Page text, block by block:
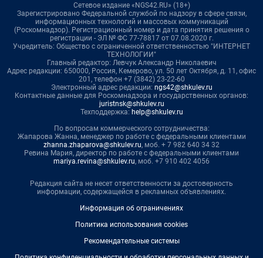
Сетевое издание «NGS42.RU» (18+)
Зарегистрировано Федеральной службой по надзору в сфере связи,
информационных технологий и массовых коммуникаций
(Роскомнадзор). Регистрационный номер и дата принятия решения о
регистрации - ЭЛ № ФС 77-78817 от 07.08.2020 г.
Учредитель: Общество с ограниченной ответственностью "ИНТЕРНЕТ
ТЕХНОЛОГИИ"
Главный редактор: Левчук Александр Николаевич
Адрес редакции: 650000, Россия, Кемерово, ул. 50 лет Октября, д. 11, офис
201, телефон +7 (3842) 23-22-60
Электронный адрес редакции: ngs42@shkulev.ru
Контактные данные для Роскомнадзора и государственных органов:
juristnsk@shkulev.ru
Техподдержка: help@shkulev.ru
По вопросам коммерческого сотрудничества:
Жапарова Жанна, менеджер по работе с федеральными клиентами
zhanna.zhaparova@shkulev.ru, моб. + 7 982 640 34 32
Ревина Мария, директор по работе с федеральными клиентами
mariya.revina@shkulev.ru, моб. +7 910 402 4056
Редакция сайта не несет ответственности за достоверность
информации, содержащейся в рекламных объявлениях.
Информация об ограничениях
Политика использования cookies
Рекомендательные системы